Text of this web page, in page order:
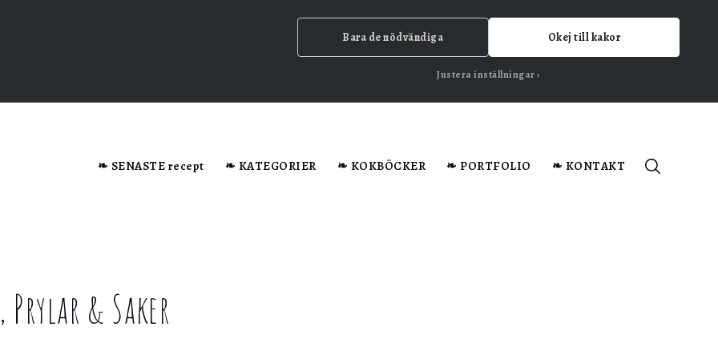
❧ SENASTE recept ❧ KATEGORIER ❧ KOKBÖCKER ❧ PORTFOLIO ❧ KONTAKT
Prylar & Saker
Bara de nödvändiga Okej till kakor
Justera inställningar
när du besöker webbplatsen.